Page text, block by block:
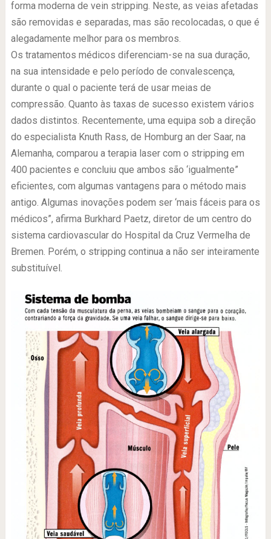
forma moderna de vein stripping. Neste, as veias afetadas
são removidas e separadas, mas são recolocadas, o que é
alegadamente melhor para os membros.
Os tratamentos médicos diferenciam-se na sua duração,
na sua intensidade e pelo período de convalescença,
durante o qual o paciente terá de usar meias de
compressão. Quanto às taxas de sucesso existem vários
dados distintos. Recentemente, uma equipa sob a direção
do especialista Knuth Rass, de Homburg an der Saar, na
Alemanha, comparou a terapia laser com o stripping em
400 pacientes e concluiu que ambos são ‘igualmente”
eficientes, com algumas vantagens para o método mais
antigo. Algumas inovações podem ser ‘mais fáceis para os
médicos”, afirma Burkhard Paetz, diretor de um centro do
sistema cardiovascular do Hospital da Cruz Vermelha de
Bremen. Porém, o stripping continua a não ser inteiramente
substituível.